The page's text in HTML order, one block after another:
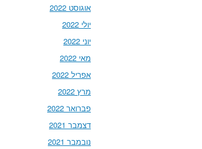
אוגוסט 2022
יולי 2022
יוני 2022
מאי 2022
אפריל 2022
מרץ 2022
פברואר 2022
דצמבר 2021
נובמבר 2021